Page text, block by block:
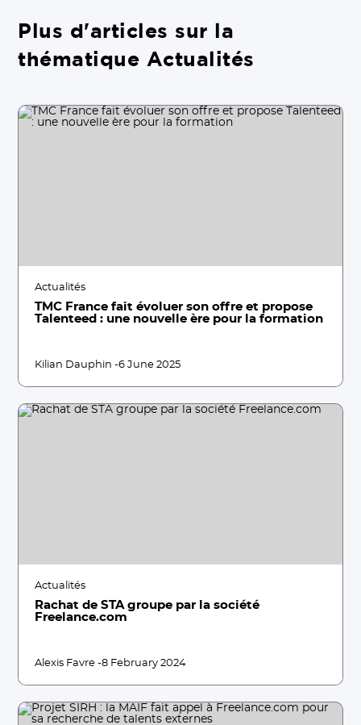
Plus d'articles sur la
thématique Actualités
Actualités
TMC France fait évoluer son offre et propose
Talenteed : une nouvelle ère pour la formation
Kilian Dauphin -6 June 2025
Actualités
Rachat de STA groupe par la société
Freelance.com
Alexis Favre -8 February 2024